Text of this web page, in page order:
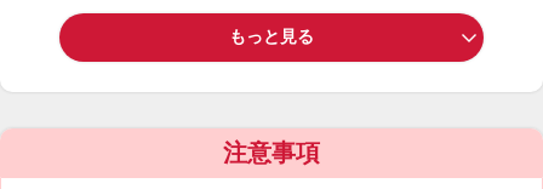
もっと見る
注意事項